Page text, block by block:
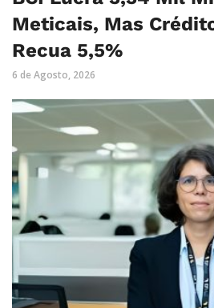
Meticais, Mas
Recua 5,5%
6 de Agosto, 2026